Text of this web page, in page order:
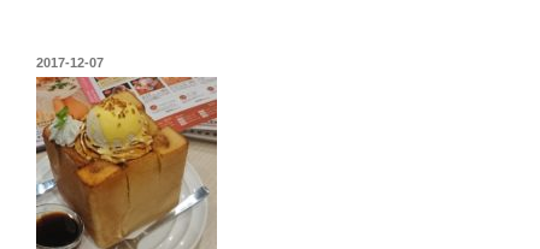
ー
す
る」
【地
鶏
料
べ
な
い
と
飲
ま
ナ
投
稿
2017-12-07